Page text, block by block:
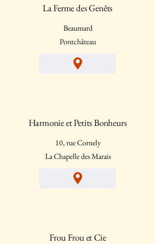
La Ferme des Genêts
Beaumard
Pontchâteau
Harmonie et Petits Bonheurs
10, rue Cornely
La Chapelle des Marais
Frou Frou et Cie